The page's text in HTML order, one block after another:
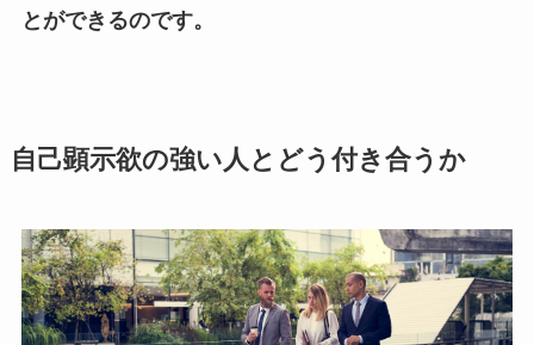
とができるのです。
自己顕示欲の強い人とどう付き合うか